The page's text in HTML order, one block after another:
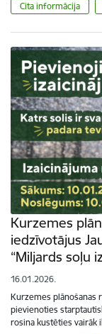
Cita informācija
Kurzemes
iedzīvotājus
“Miljards soļu
16.01.2026.
Kurzemes plānošanas
pievienoties
rosina kustēties vairāk